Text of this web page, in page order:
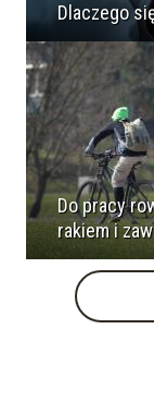
Dlaczego
Do pracy
rakiem i